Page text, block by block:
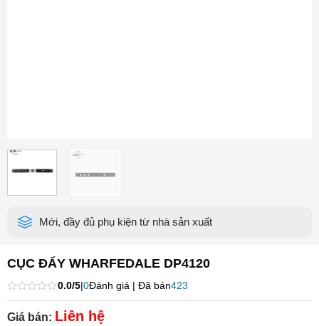
Mới, đầy đủ phụ kiện từ nhà sản xuất
CỤC ĐẨY WHARFEDALE DP4120
Được
xếp
hạng
0.0/5|0Đánh giá | Đã bán423
Giá bán: Liên hệ